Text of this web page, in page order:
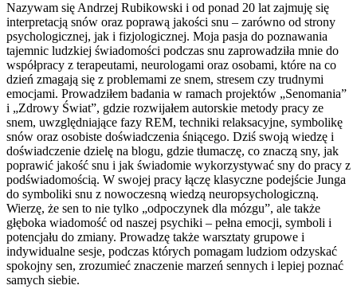
Nazywam się Andrzej Rubikowski i od ponad 20 lat zajmuję się
interpretacją snów oraz poprawą jakości snu – zarówno od strony
psychologicznej, jak i fizjologicznej. Moja pasja do poznawania
tajemnic ludzkiej świadomości podczas snu zaprowadziła mnie do
współpracy z terapeutami, neurologami oraz osobami, które na co
dzień zmagają się z problemami ze snem, stresem czy trudnymi
emocjami. Prowadziłem badania w ramach projektów „Senomania”
i „Zdrowy Świat”, gdzie rozwijałem autorskie metody pracy ze
snem, uwzględniające fazy REM, techniki relaksacyjne, symbolikę
snów oraz osobiste doświadczenia śniącego. Dziś swoją wiedzę i
doświadczenie dzielę na blogu, gdzie tłumaczę, co znaczą sny, jak
poprawić jakość snu i jak świadomie wykorzystywać sny do pracy z
podświadomością. W swojej pracy łączę klasyczne podejście Junga
do symboliki snu z nowoczesną wiedzą neuropsychologiczną.
Wierzę, że sen to nie tylko „odpoczynek dla mózgu”, ale także
głęboka wiadomość od naszej psychiki – pełna emocji, symboli i
potencjału do zmiany. Prowadzę także warsztaty grupowe i
indywidualne sesje, podczas których pomagam ludziom odzyskać
spokojny sen, zrozumieć znaczenie marzeń sennych i lepiej poznać
samych siebie.